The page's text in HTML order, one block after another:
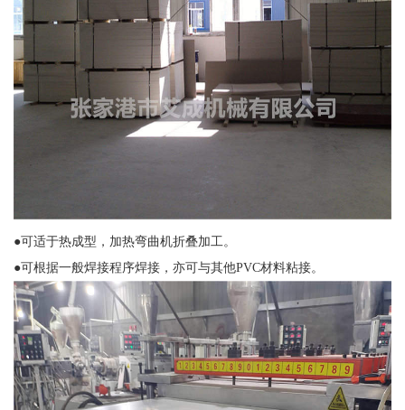
●可适于热成型，加热弯曲机折叠加工。
●可根据一般焊接程序焊接，亦可与其他PVC材料粘接。